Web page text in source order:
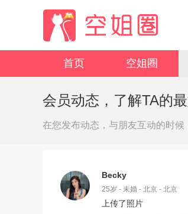
首页 空姐圈
会员动态，了解TA的
在您发布动态，与朋友互动的时候
Becky
25岁 - 未婚 - 北京 - 北京
上传了照片